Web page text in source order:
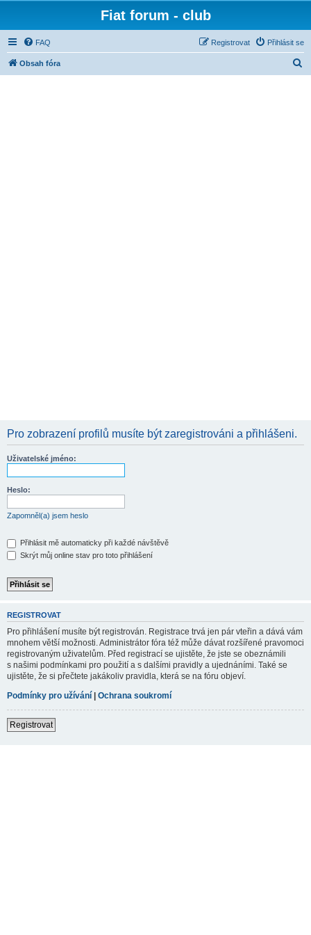
Fiat forum - club
FAQ Přihlásit se
Registrovat
Obsah fóra
Pro zobrazení profilů musíte být zaregistrováni a přihlášeni.
Uživatelské jméno:
Heslo:
Zapomněl(a) jsem heslo
Přihlásit mě automaticky při každé návštěvě
Skrýt můj online stav pro toto přihlášení
REGISTROVAT
Pro přihlášení musíte být registrován. Registrace trvá jen pár vteřin a dává vám
mnohem větší možnosti. Administrátor fóra též může dávat rozšířené pravomoci
registrovaným uživatelům. Před registrací se ujistěte, že jste se obeznámili
s našimi podmínkami pro použití a s dalšími pravidly a ujednáními. Také se
ujistěte, že si přečtete jakákoliv pravidla, která se na fóru objeví.
Podmínky pro užívání | Ochrana soukromí
Registrovat